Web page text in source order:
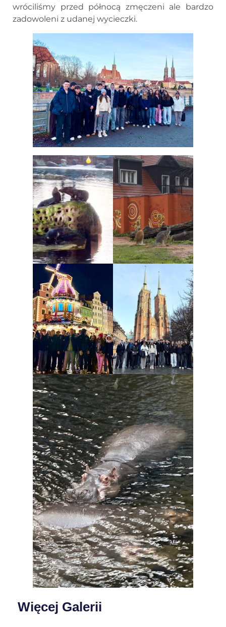
wróciliśmy przed północą zmęczeni ale bardzo
zadowoleni z udanej wycieczki.
Więcej Galerii